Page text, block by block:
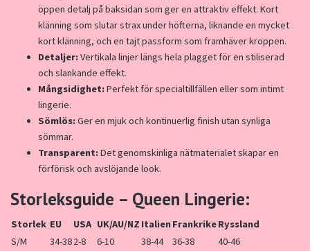
öppen detalj på baksidan som ger en attraktiv effekt. Kort
klänning som slutar strax under höfterna, liknande en mycket
kort klänning, och en tajt passform som framhäver kroppen.
Detaljer:Vertikala linjer längs hela plagget för en stiliserad
och slankande effekt.
Mångsidighet:Perfekt för specialtillfällen eller som intimt
lingerie.
Sömlös:Ger en mjuk och kontinuerlig finish utan synliga
sömmar.
Transparent:Det genomskinliga nätmaterialet skapar en
förförisk och avslöjande look.
Storleksguide – Queen Lingerie:
Storlek EU USA UK/AU/NZ ItalienFrankrikeRyssland
S/M
34-382-8 6-10 38-44 36-38
40-46